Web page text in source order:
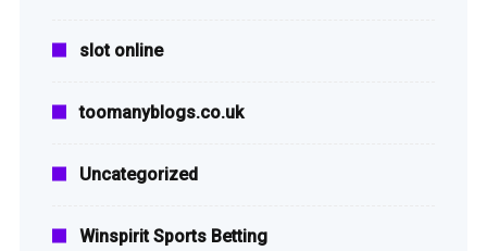
slot online
toomanyblogs.co.uk
Uncategorized
Winspirit Sports Betting